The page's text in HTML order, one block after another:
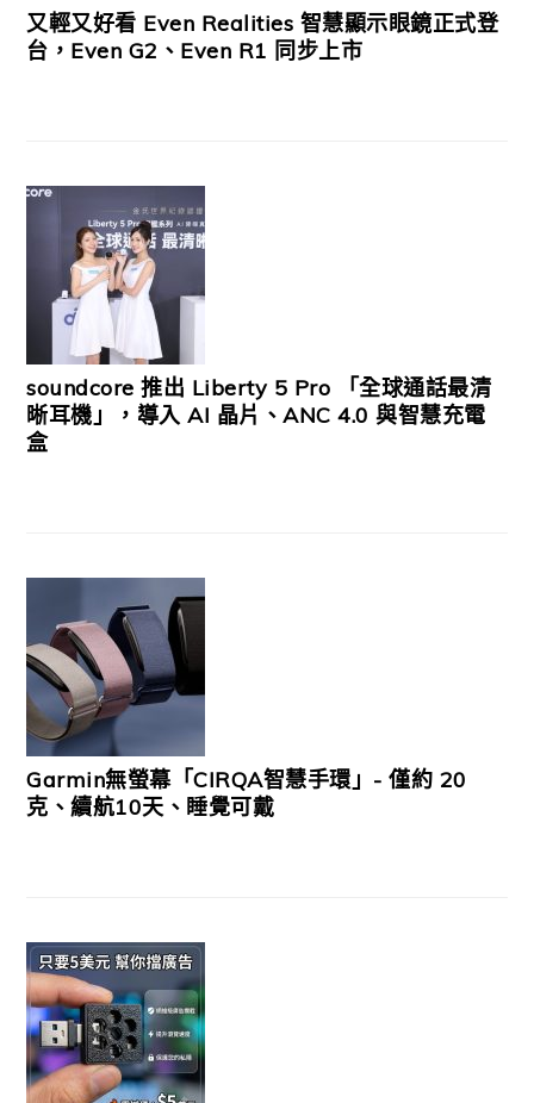
又輕又好看 Even Realities 智慧顯示眼鏡正式登
台，Even G2、Even R1 同步上市
soundcore 推出 Liberty 5 Pro 「全球通話最清
晰耳機」，導入 AI 晶片、ANC 4.0 與智慧充電
盒
Garmin無螢幕「CIRQA智慧手環」- 僅約 20
克、續航10天、睡覺可戴